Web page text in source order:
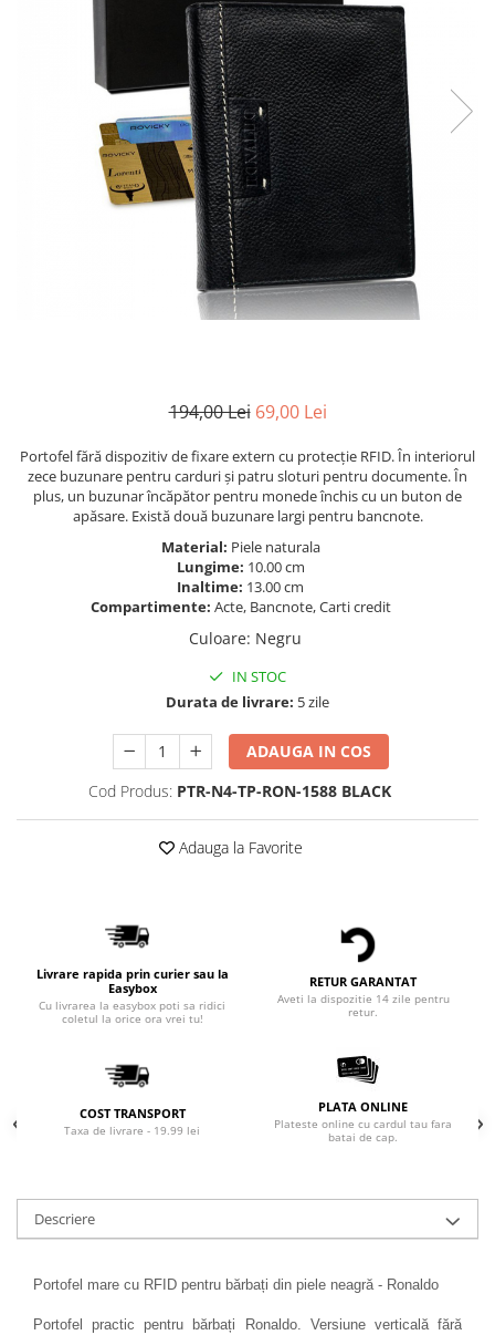
194,00 Lei 69,00 Lei
Portofel fără dispozitiv de fixare extern cu protecție RFID. În interiorul
zece buzunare pentru carduri și patru sloturi pentru documente. În
plus, un buzunar încăpător pentru monede închis cu un buton de
apăsare. Există două buzunare largi pentru bancnote.
Material: Piele naturala
Lungime: 10.00 cm
Inaltime: 13.00 cm
Compartimente: Acte, Bancnote, Carti credit
Culoare: Negru
IN STOC
Durata de livrare: 5 zile
ADAUGA IN COS
Cod Produs: PTR-N4-TP-RON-1588 BLACK
Adauga la Favorite
Livrare rapida prin curier sau la
Easybox
Cu livrarea la easybox poti sa ridici
coletul la orice ora vrei tu!
RETUR GARANTAT
Aveti la dispozitie 14 zile pentru
retur.
COST TRANSPORT
Taxa de livrare - 19.99 lei
PLATA ONLINE
Plateste online cu cardul tau fara
batai de cap.
Descriere
Portofel mare cu RFID pentru bărbați din piele neagră - Ronaldo
Portofel practic pentru bărbați Ronaldo. Versiune verticală fără